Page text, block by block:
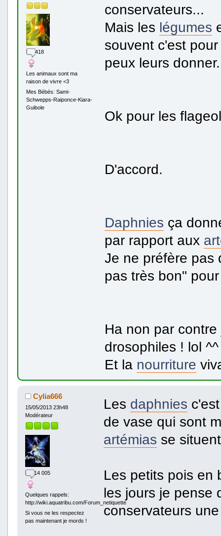
418
Les animaux sont ma
raison de vivre <3
Mes Bébés: Sami-
Schwepps-Raiponce-Kiara-
Guibole
conservateurs...
Mais les légumes
souvent c'est
peux leurs donner.
Ok pour les
D'accord.
Daphnies ça
par rapport aux
Je ne préfère pas
pas très bon"
Ha non par
drosophiles ! lol ^^
Et la nourriture
Cylia666
15/05/2013 23h48
Modérateur
14 005
Quelques rappels:
http://wiki.aquatribu.com/Forum_netiquette
Si vous ne les respectez
pas maintenant je mords !
Les daphnies
de vase qui sont
artémias se
Les petits pois en
les jours je pense
conservateurs